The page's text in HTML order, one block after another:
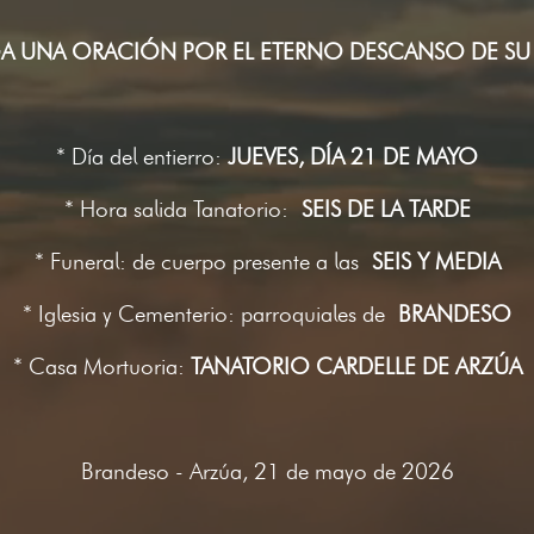
UNA ORACIÓN POR EL ETERNO DESCANSO DE
* Día del entierro: JUEVES, DÍA 21 DE MAYO
* Hora salida Tanatorio: SEIS DE LA TARDE
* Funeral: de cuerpo presente a lasSEIS Y MEDIA
* Iglesia y Cementerio: parroquiales de BRANDESO
* Casa Mortuoria: TANATORIO CARDELLE DE ARZÚA
Brandeso - Arzúa, 21 de mayo de 2026